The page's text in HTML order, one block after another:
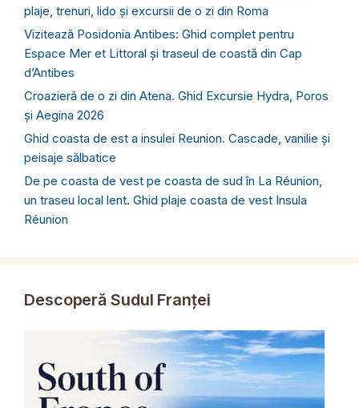
plaje, trenuri, lido și excursii de o zi din Roma
Vizitează Posidonia Antibes: Ghid complet pentru
Espace Mer et Littoral și traseul de coastă din Cap
d’Antibes
Croazieră de o zi din Atena. Ghid Excursie Hydra, Poros
și Aegina 2026
Ghid coasta de est a insulei Reunion. Cascade, vanilie și
peisaje sălbatice
De pe coasta de vest pe coasta de sud în La Réunion,
un traseu local lent. Ghid plaje coasta de vest Insula
Réunion
Descoperă Sudul Franței